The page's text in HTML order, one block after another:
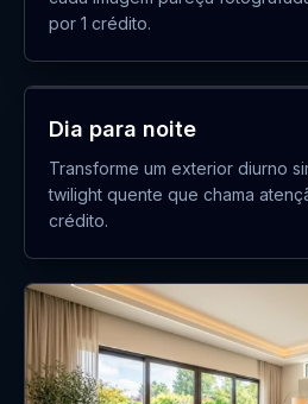
por 1 crédito.
Dia para noite
Transforme um exterior diurno
twilight quente que chama
crédito.